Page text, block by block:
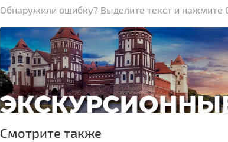
Обнаружили ошибку? Выделите текст и нажмите
Смотрите также